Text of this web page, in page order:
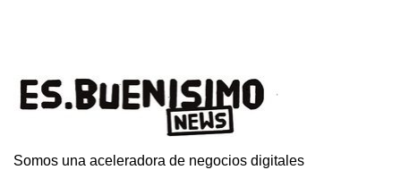
Somos una aceleradora de negocios digitales